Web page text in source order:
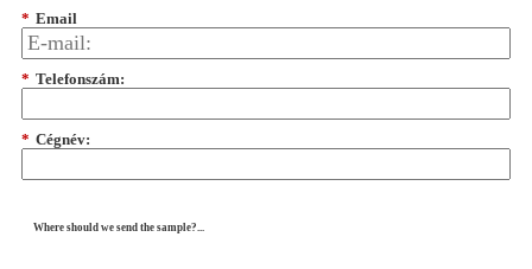
* Email
* Telefonszám:
* Cégnév:
Where should we send the sample?...